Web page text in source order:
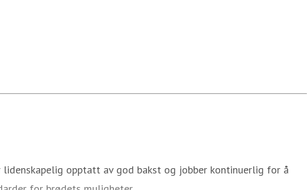
opptatt av god bakst og jobber kontinuerlig for å